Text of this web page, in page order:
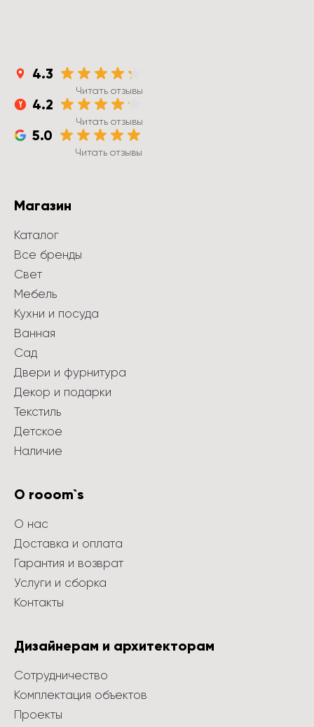
4.3
Читать отзывы
4.2
Читать отзывы
5.0
Читать отзывы
Магазин
Каталог
Все бренды
Свет
Мебель
Кухни и посуда
Ванная
Сад
Двери и фурнитура
Декор и подарки
Текстиль
Детское
Наличие
О rooom`s
О нас
Доставка и оплата
Гарантия и возврат
Услуги и сборка
Контакты
Дизайнерам и архитекторам
Сотрудничество
Комплектация объектов
Проекты